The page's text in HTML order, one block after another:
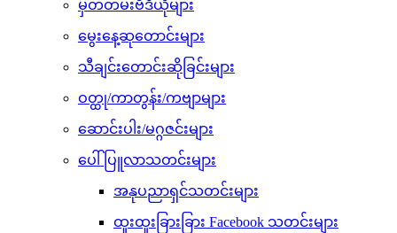
မှတ်တမ်းဗီဒီယိုများ
မွေးနေ့ဆုတောင်းများ
သီချင်းတောင်းဆိုခြင်းများ
ဝတ္ထု/ကာတွန်း/ကဗျာများ
ဆောင်းပါး/မဂ္ဂဇင်းများ
ပေါ်ပြူလာသတင်းများ
အနုပညာရှင်သတင်းများ
ထူးထူးခြားခြား Facebook သတင်းများ